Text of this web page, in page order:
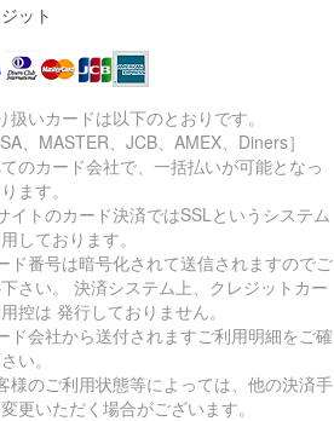
ット
扱いカードは以下のとおりです。
、MASTER、JCB、AMEX、Diners］
のカード会社で、一括払いが可能となっ
ます。
イトのカード決済ではSSLというシステム
しております。
ド番号は暗号化されて送信されますのでご
さい。 決済システム上、クレジットカー
用控は 発行しておりません。
ド会社から送付されますご利用明細をご確
い。
様のご利用状態等によっては、他の決済手
更いただく場合がございます。